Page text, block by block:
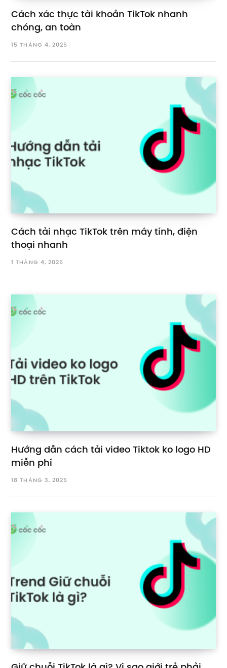
Cách xác thực tài khoản TikTok nhanh
chóng, an toàn
15 THÁNG 4, 2025
Cách tải nhạc TikTok trên máy tính, điện
thoại nhanh
1 THÁNG 4, 2025
Hướng dẫn cách tải video Tiktok ko logo HD
miễn phí
18 THÁNG 3, 2025